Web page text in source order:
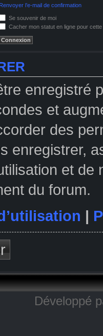
Renvoyer l’e-mail de confirmation
Se souvenir de moi
Cacher mon statut en ligne pour
enregistré
et
des
enregistrer,
et
du forum.
|
Développé